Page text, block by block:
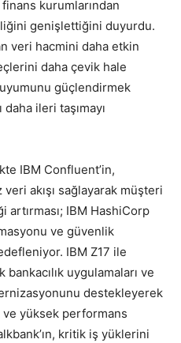
kurumlarından
genişlettiğini duyurdu.
veri hacmini daha etkin
daha çevik hale
güçlendirmek
daha ileri taşımayı
IBM Confluent’in,
akışı sağlayarak müşteri
IBM HashiCorp
ve güvenlik
IBM Z17 ile
uygulamaları ve
destekleyerek
yüksek performans
kritik iş yüklerini